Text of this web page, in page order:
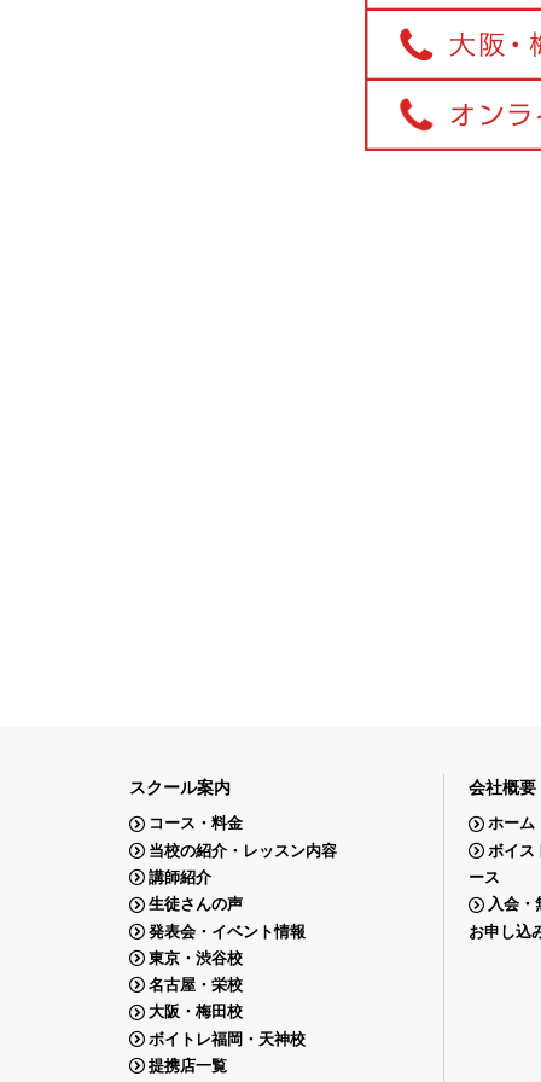
スクール案内
コース・料金
当校の紹介・レッスン内容
講師紹介
生徒さんの声
発表会・イベント情報
東京・渋谷校
名古屋・栄校
大阪・梅田校
ボイトレ福岡・天神校
提携店一覧
会社概要
ホーム
ボイス
ース
入会・
お申し込